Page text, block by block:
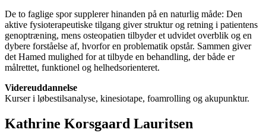
De to faglige spor supplerer hinanden på en naturlig måde: Den
aktive fysioterapeutiske tilgang giver struktur og retning i patientens
genoptræning, mens osteopatien tilbyder et udvidet overblik og en
dybere forståelse af, hvorfor en problematik opstår. Sammen giver
det Hamed mulighed for at tilbyde en behandling, der både er
målrettet, funktionel og helhedsorienteret.
Videreuddannelse
Kurser i løbestilsanalyse, kinesiotape, foamrolling og akupunktur.
Kathrine Korsgaard Lauritsen